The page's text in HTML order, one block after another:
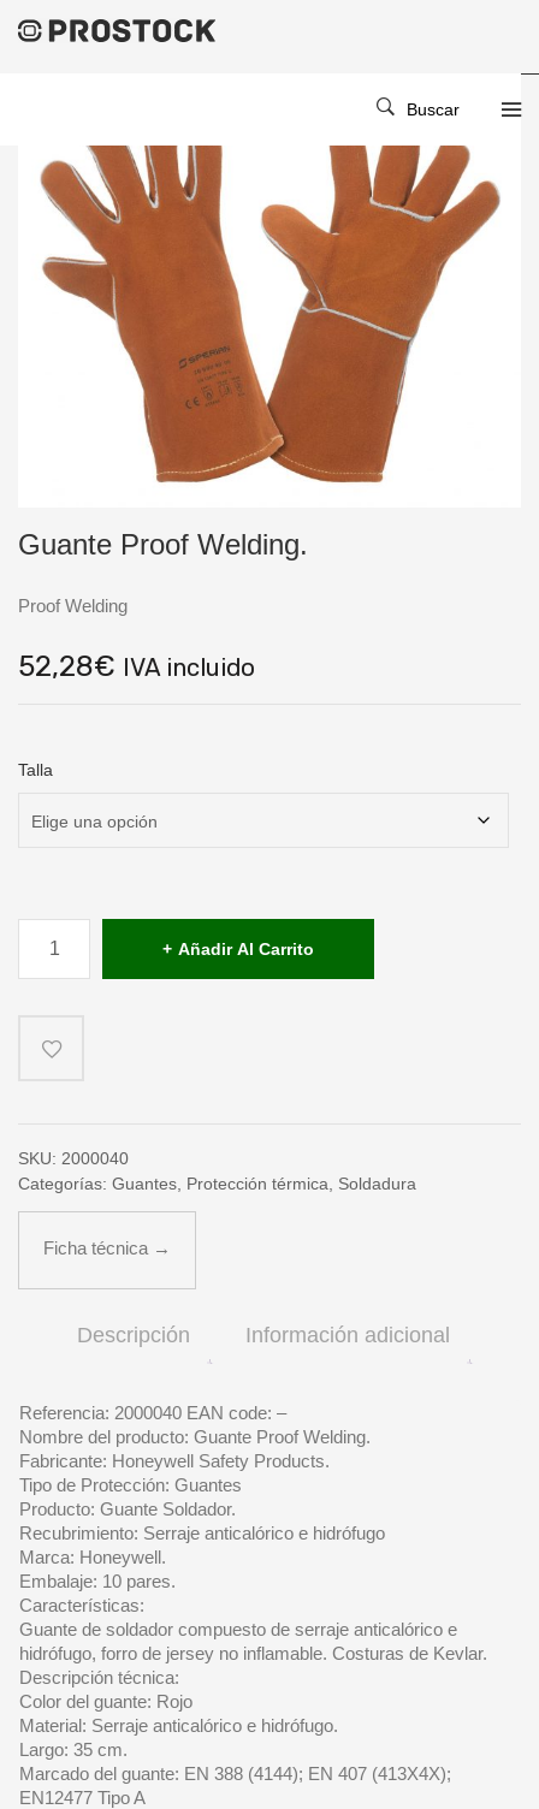
Buscar
Guante Proof Welding.
Proof Welding
52,28€ IVA incluido
Talla
Proof
Añadir Al Carrito
SKU: 2000040
Categorías: Guantes Protección térmica Soldadura
Ficha técnica →
Descripción Información adicional
Referencia: 2000040 EAN code: –
Nombre del producto: Guante Proof Welding.
Fabricante: Honeywell Safety Products.
Tipo de Protección: Guantes
Producto: Guante Soldador.
Recubrimiento: Serraje anticalórico e hidrófugo
Marca: Honeywell.
Embalaje: 10 pares.
Características:
Guante de soldador compuesto de serraje anticalórico e
hidrófugo, forro de jersey no inflamable. Costuras de Kevlar.
Descripción técnica:
Color del guante: Rojo
Material: Serraje anticalórico e hidrófugo.
Largo: 35 cm.
Marcado del guante: EN 388 (4144); EN 407 (413X4X);
EN12477 Tipo A